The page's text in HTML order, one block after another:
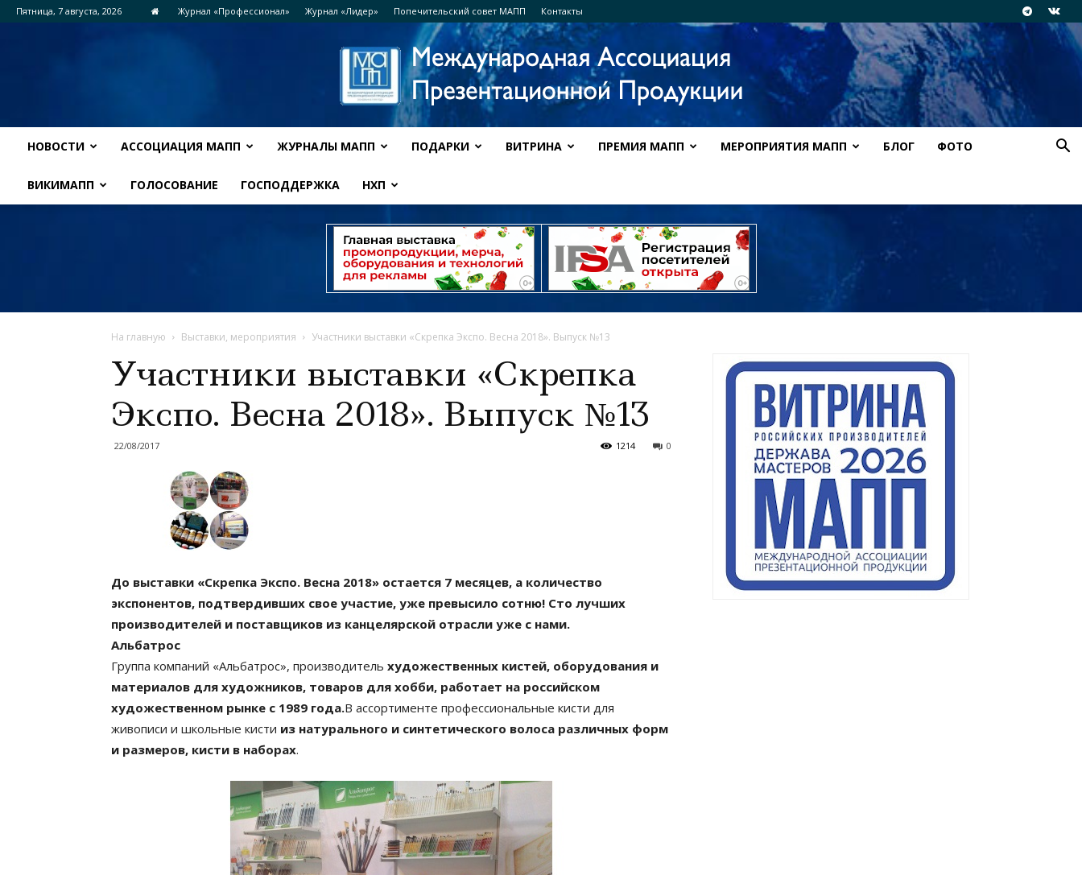
Пятница, 7 августа, 2026 Журнал «Профессионал» Журнал «Лидер» Попечительский совет МАПП Контакты
НОВОСТИ АССОЦИАЦИЯ МАПП ЖУРНАЛЫ МАПП ПОДАРКИ ВИТРИНА ПРЕМИЯ МАПП МЕРОПРИЯТИЯ МАПП БЛОГ ФОТО
ВИКИМАПП ГОЛОСОВАНИЕ ГОСПОДДЕРЖКА НХП
На главную Выставки, мероприятия Участники выставки «Скрепка Экспо. Весна 2018». Выпуск №13
Участники выставки «Скрепка
Экспо. Весна 2018». Выпуск №13
22/08/2017 0
1214
До выставки «Скрепка Экспо. Весна 2018» остается 7 месяцев, а количество
экспонентов, подтвердивших свое участие, уже превысило сотню! Сто лучших
производителей и поставщиков из канцелярской отрасли уже с нами.
Альбатрос
Группа компаний «Альбатрос», производитель художественных кистей, оборудования и
материалов для художников, товаров для хобби, работает на российском
художественном рынке с 1989 года.В ассортименте профессиональные кисти для
живописи и школьные кисти из натурального и синтетического волоса различных форм
и размеров, кисти в наборах.